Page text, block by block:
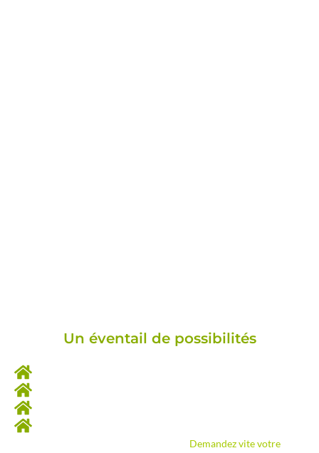
Un éventail de possibilités
Demandez vite votre